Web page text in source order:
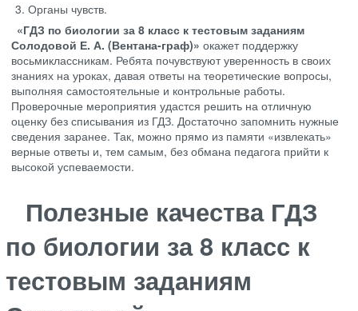
Органы чувств.
«ГДЗ по биологии за 8 класс к тестовым заданиям
Солодовой Е. А. (Вентана-граф)» окажет поддержку
восьмиклассникам. Ребята почувствуют уверенность в своих
знаниях на уроках, давая ответы на теоретические вопросы,
выполняя самостоятельные и контрольные работы.
Проверочные мероприятия удастся решить на отличную
оценку без списывания из ГДЗ. Достаточно запомнить нужные
сведения заранее. Так, можно прямо из памяти «извлекать»
верные ответы и, тем самым, без обмана педагога прийти к
высокой успеваемости.
Полезные качества ГДЗ
по биологии за 8 класс к
тестовым заданиям